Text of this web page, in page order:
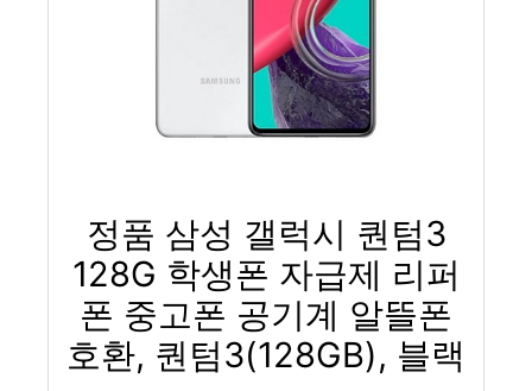
정품 삼성 갤럭시 퀀텀3
128G 학생폰 자급제 리퍼
폰 중고폰 공기계 알뜰폰
호환, 퀀텀3(128GB), 블랙